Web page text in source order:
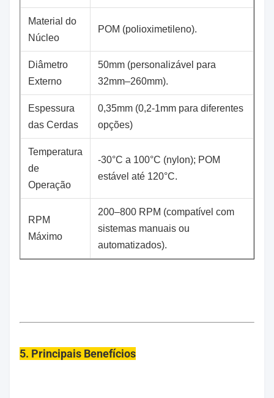
Material do
Núcleo
POM (polioximetileno).
Diâmetro
Externo
50mm (personalizável para
32mm–260mm).
Espessura
das Cerdas
0,35mm (0,2-1mm para diferentes
opções)
Temperatura
de
Operação
-30°C a 100°C (nylon); POM
estável até 120°C.
RPM
Máximo
200–800 RPM (compatível com
sistemas manuais ou
automatizados).
5. Principais Benefícios